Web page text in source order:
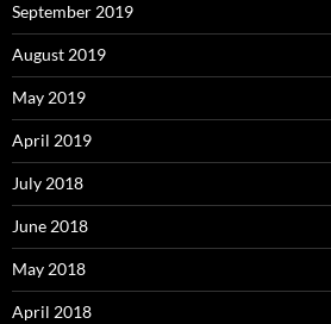
September 2019
August 2019
May 2019
April 2019
July 2018
June 2018
May 2018
April 2018